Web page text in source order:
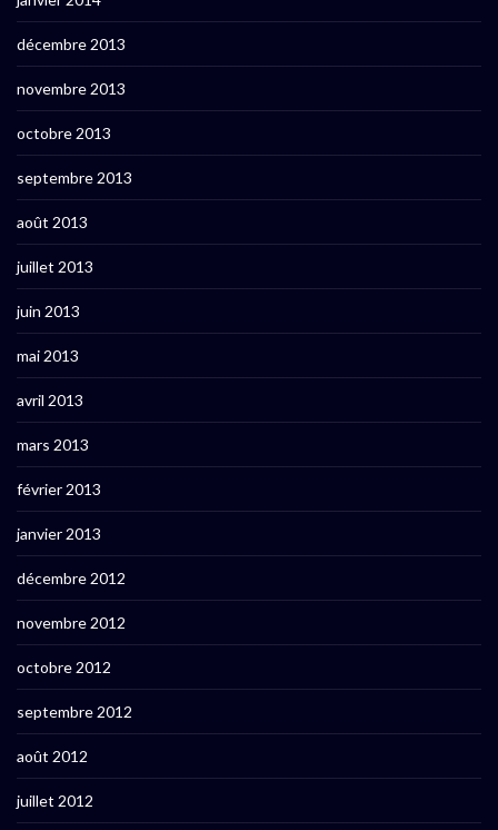
décembre 2013
novembre 2013
octobre 2013
septembre 2013
août 2013
juillet 2013
juin 2013
mai 2013
avril 2013
mars 2013
février 2013
janvier 2013
décembre 2012
novembre 2012
octobre 2012
septembre 2012
août 2012
juillet 2012